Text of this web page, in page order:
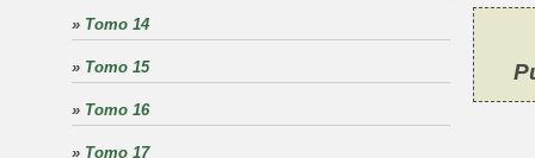
» Tomo 14
» Tomo 15
» Tomo 16
» Tomo 17